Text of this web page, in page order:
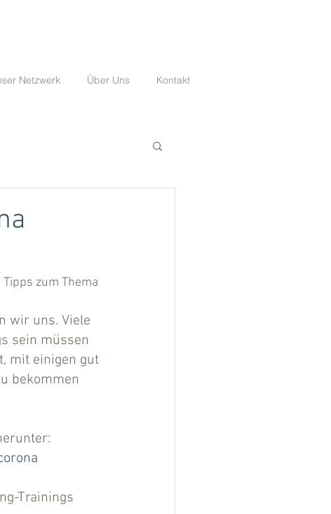
Netzwerk Über Uns Kontakt
zum Thema
wir uns. Viele
sein müssen
mit einigen gut
bekommen
Trainings